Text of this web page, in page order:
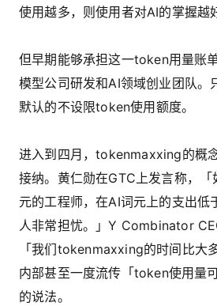
使用越多，则使用者对AI的掌握越
但早期能够承担这一token用量账
模型公司研发和AI领域创业团队。
默认的不设限token使用额度。
进入到四月，tokenmaxxing的概
接纳。黄仁勋在GTC上发言称，
元的工程师，在AI词元上的支出低
人非常担忧。」Y Combinator
「我们tokenmaxxing的时间比大
内部甚至一度流传「token使用量
的说法。